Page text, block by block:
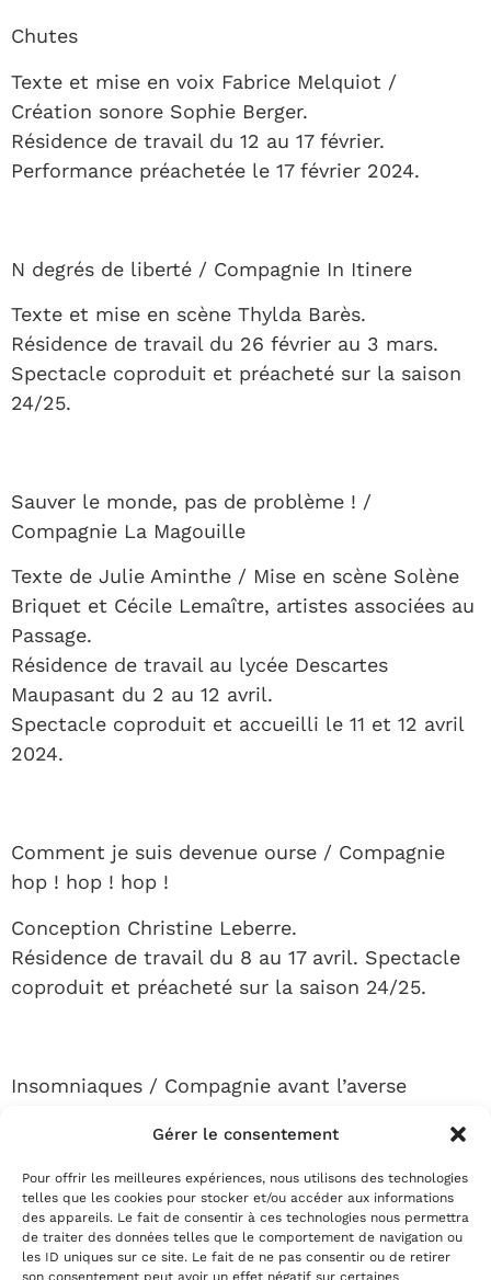
Gérer le consentement
Pour offrir les meilleures expériences, nous utilisons des technologies
telles que les cookies pour stocker et/ou accéder aux informations
des appareils. Le fait de consentir à ces technologies nous permettra
de traiter des données telles que le comportement de navigation ou
les ID uniques sur ce site. Le fait de ne pas consentir ou de retirer
son consentement peut avoir un effet négatif sur certaines
Chutes
Texte et mise en voix Fabrice Melquiot /
Création sonore Sophie Berger.
Résidence de travail du 12 au 17 février.
Performance préachetée le 17 février 2024.
N degrés de liberté / Compagnie In Itinere
Texte et mise en scène Thylda Barès.
Résidence de travail du 26 février au 3 mars.
Spectacle coproduit et préacheté sur la saison
24/25.
Sauver le monde, pas de problème ! /
Compagnie La Magouille
Texte de Julie Aminthe / Mise en scène Solène
Briquet et Cécile Lemaître, artistes associées au
Passage.
Résidence de travail au lycée Descartes
Maupasant du 2 au 12 avril.
Spectacle coproduit et accueilli le 11 et 12 avril
2024.
Comment je suis devenue ourse / Compagnie
hop ! hop ! hop !
Conception Christine Leberre.
Résidence de travail du 8 au 17 avril. Spectacle
coproduit et préacheté sur la saison 24/25.
Insomniaques / Compagnie avant l’averse
Texte et mise en scène Lou Simon.
Spectacle coproduit et préacheté sur la saison
24/25.